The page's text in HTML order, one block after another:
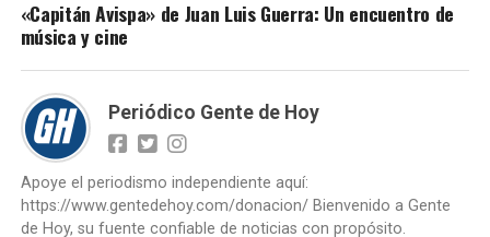
«Capitán Avispa» de Juan Luis Guerra: Un encuentro de
música y cine
Periódico Gente de Hoy
Apoye el periodismo independiente aquí:
https://www.gentedehoy.com/donacion/ Bienvenido a Gente
de Hoy, su fuente confiable de noticias con propósito.